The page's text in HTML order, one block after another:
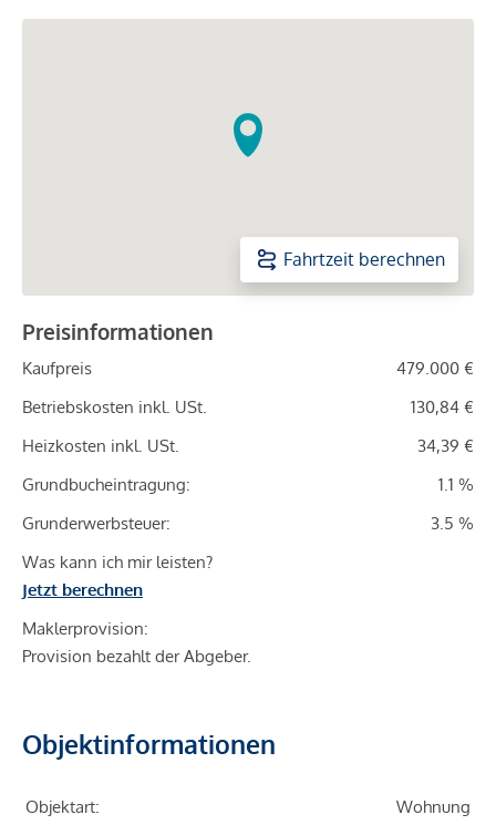
Fahrtzeit berechnen
Preisinformationen
Kaufpreis
479.000 €
Betriebskosten inkl. USt.
130,84 €
Heizkosten inkl. USt.
34,39 €
Grundbucheintragung:
1.1 %
Grunderwerbsteuer:
3.5 %
Was kann ich mir leisten?
Jetzt berechnen
Maklerprovision:
Provision bezahlt der Abgeber.
Objektinformationen
Objektart: Wohnung